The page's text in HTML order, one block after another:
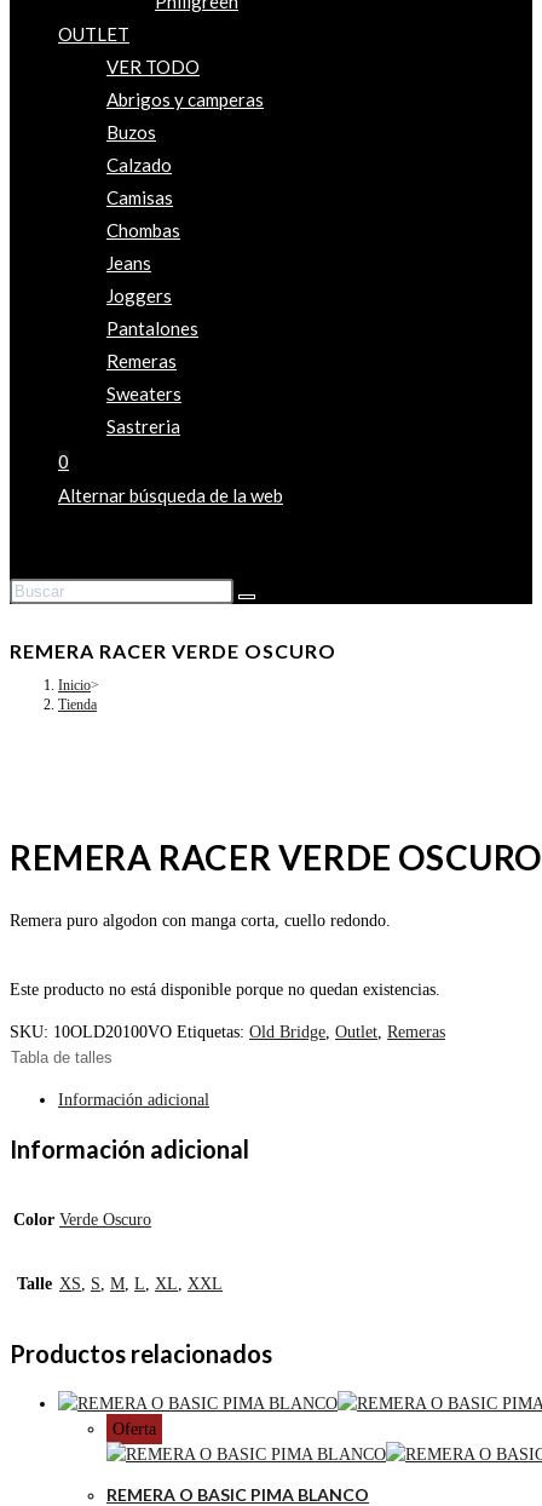
OUTLET
VER TODO
Abrigos y camperas
Buzos
Calzado
Camisas
Chombas
Jeans
Joggers
Pantalones
Remeras
Sweaters
Sastreria
0
Alternar búsqueda de la web
REMERA RACER VERDE OSCURO
Inicio>
Tienda
REMERA RACER VERDE OSCURO
Remera puro algodon con manga corta, cuello redondo.
Este producto no está disponible porque no quedan existencias.
SKU: 10OLD20100VO Etiquetas: Old Bridge Outlet Remeras
Tabla de talles
Información adicional
Información adicional
Color Verde Oscuro
Talle XS S M L XL XXL
Productos relacionados
Oferta
REMERA O BASIC PIMA BLANCO